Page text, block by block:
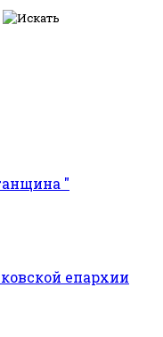
"
епархии